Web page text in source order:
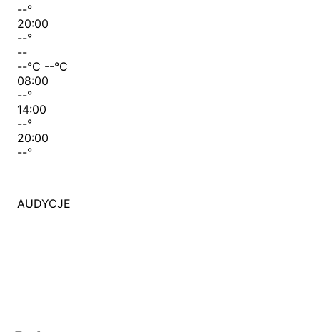
--°
20:00
--°
--
--°C --°C
08:00
--°
14:00
--°
20:00
--°
AUDYCJE